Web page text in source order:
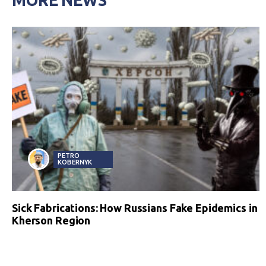
PETRO
KOBERNYK
Sick Fabrications: How Russians Fake Epidemics in
Kherson Region